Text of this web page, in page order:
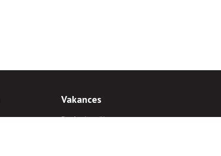
Vakances
Darba iespējas